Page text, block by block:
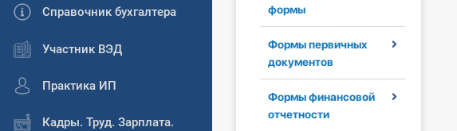
Справочник бухгалтера
Участник ВЭД
Практика ИП
Кадры. Труд. Зарплата.
формы
Формы первичных
документов
Формы финансовой
отчетности